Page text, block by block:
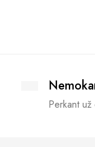
Perkant